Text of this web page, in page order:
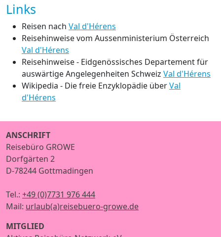
Links
Reisen nach Val d'Hérens
Reisehinweise vom Aussenministerium Österreich
Val d'Hérens
Reisehinweise - Eidgenössisches Departement für
auswärtige Angelegenheiten Schweiz Val d'Hérens
Wikipedia - Die freie Enzyklopädie überVal
d'Hérens
ANSCHRIFT
Reisebüro GROWE
Dorfgärten 2
D-78244 Gottmadingen
Tel.: +49 (0)7731 976 444
Mail: urlaub(a)reisebuero-growe.de
MITGLIED